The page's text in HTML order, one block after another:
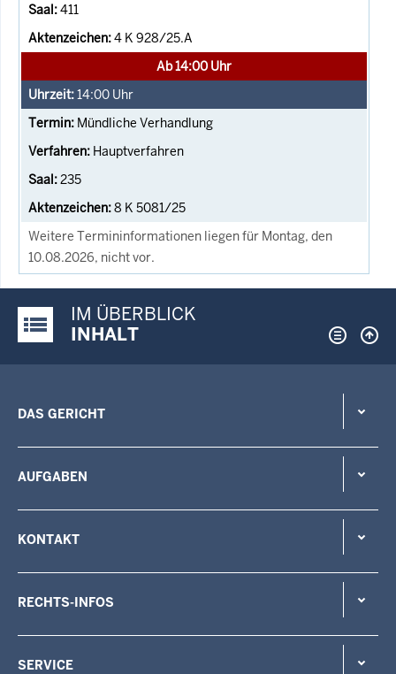
411
4 K 928/25.A
Ab 14:00 Uhr
14:00 Uhr
Mündliche Verhandlung
Hauptverfahren
235
8 K 5081/25
Weitere Termininformationen liegen für Montag, den
10.08.2026, nicht vor.
Justiz-Portal im Überblick:
IM ÜBERBLICK
INHALT
DAS GERICHT
AUFGABEN
KONTAKT
RECHTS-INFOS
SERVICE